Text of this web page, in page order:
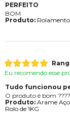
PERFEITO
BOM
Produto:
Eu recomendo esse
Tudo funcionou
O produto é bom ????
Produto:Arame Aço
Rolo de 1KG